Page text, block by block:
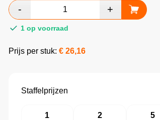
1 op voorraad
Prijs per stuk: € 26,16
Staffelprijzen
1
2
5